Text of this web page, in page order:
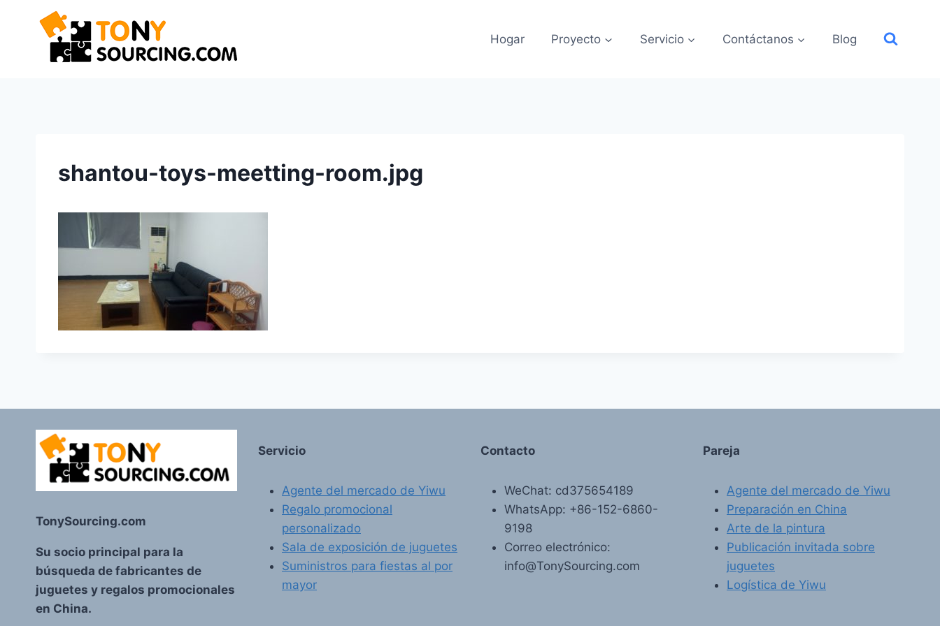
contenido
Hogar Proyecto Servicio Contáctanos Blog
shantou-toys-meetting-room.jpg
TonySourcing.com
Su socio principal para la
búsqueda de fabricantes de
juguetes y regalos promocionales
en China.
Servicio
Agente del mercado de Yiwu
Regalo promocional
personalizado
Sala de exposición de juguetes
Suministros para fiestas al por
mayor
Contacto
WeChat: cd375654189
WhatsApp: +86-152-6860-
9198
Correo electrónico:
info@TonySourcing.com
Pareja
Agente del mercado de Yiwu
Preparación en China
Arte de la pintura
Publicación invitada sobre
juguetes
Logística de Yiwu